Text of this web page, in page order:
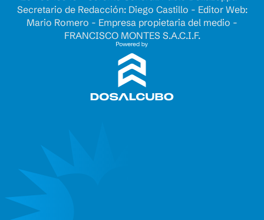
Secretario de Redacción: Diego Castillo - Editor Web:
Mario Romero - Empresa propietaria del medio -
FRANCISCO MONTES S.A.C.I.F.